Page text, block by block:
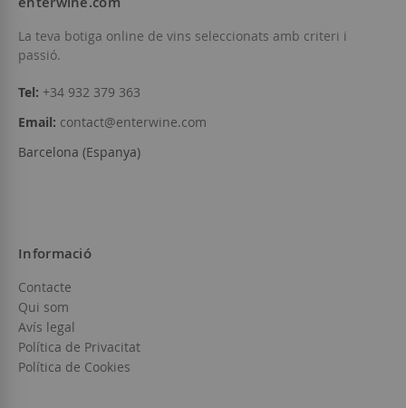
La teva botiga online de vins seleccionats amb criteri i
passió.
Tel: +34 932 379 363
Email: contact@enterwine.com
Barcelona (Espanya)
Informació
Contacte
Qui som
Avís legal
Política de Privacitat
Política de Cookies